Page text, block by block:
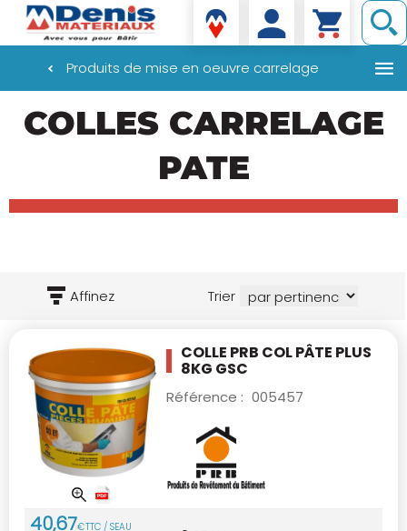
contenu
Denis matériaux
Produits de mise en oeuvre carrelage
COLLES CARRELAGE
PATE
Affinez Trier
COLLE PRB COL PÂTE PLUS
8KG GSC
Référence : 005457
40,67€TTC / SEAU